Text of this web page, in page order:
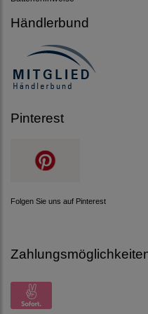
Händlerbund
Pinterest
Folgen Sie uns auf Pinterest